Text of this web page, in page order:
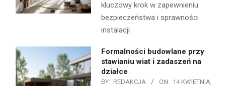
kluczowy krok w zapewnieniu
bezpieczeństwa i sprawności
instalacji
Formalności budowlane przy
stawianiu wiat i zadaszeń na
działce
BY: REDAKCJA ON: 14 KWIETNIA,